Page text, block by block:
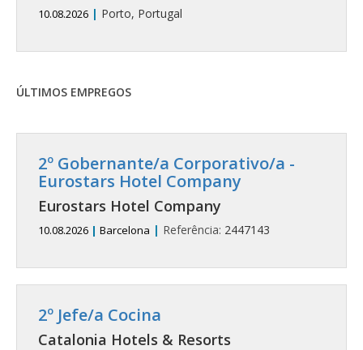
10.08.2026 | Porto, Portugal
ÚLTIMOS EMPREGOS
2º Gobernante/a Corporativo/a -
Eurostars Hotel Company
Eurostars Hotel Company
10.08.2026 | Barcelona | Referência: 2447143
2º Jefe/a Cocina
Catalonia Hotels & Resorts